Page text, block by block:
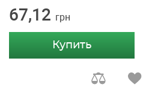
67,12 грн
Купить